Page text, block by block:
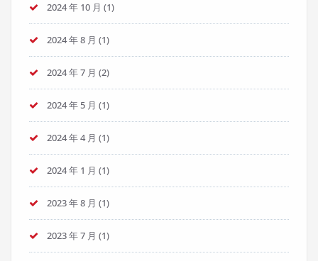
2024 年 10 月 (1)
2024 年 8 月 (1)
2024 年 7 月 (2)
2024 年 5 月 (1)
2024 年 4 月 (1)
2024 年 1 月 (1)
2023 年 8 月 (1)
2023 年 7 月 (1)